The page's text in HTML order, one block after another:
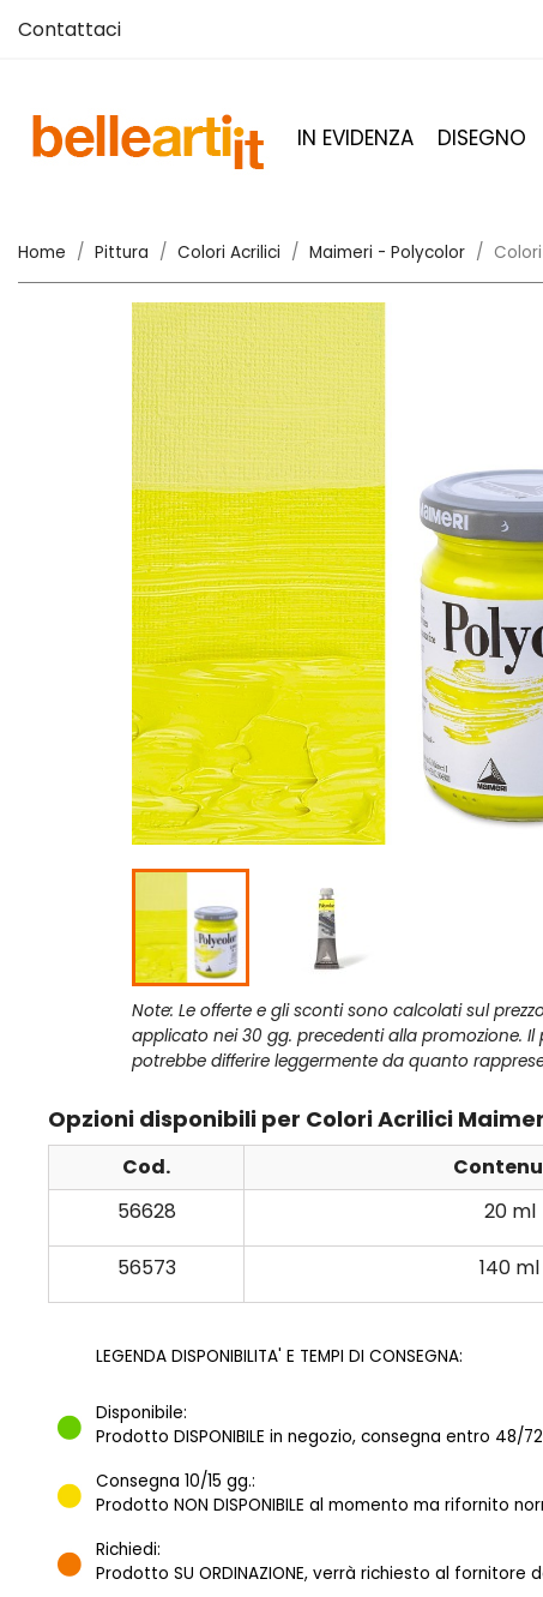
Contattaci
IN EVIDENZA DISEGNO
Home Pittura Colori Acrilici Maimeri - Polycolor
Note: Le offerte e gli sconti sono calcolati sul
applicato nei 30 gg. precedenti alla promozione.
potrebbe differire leggermente da quanto
Opzioni disponibili per Colori Acrilici
Cod.
56628
20 ml
56573 140 ml
LEGENDA DISPONIBILITA' E TEMPI DI CONSEGNA:
Disponibile:
Prodotto DISPONIBILE in negozio, consegna entro 48/
Consegna 10/15 gg.:
Prodotto NON DISPONIBILE al momento ma rifornito
Richiedi:
Prodotto SU ORDINAZIONE, verrà richiesto al